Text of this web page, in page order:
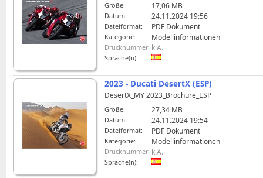
Größe: 17,06 MB
Datum: 24.11.2024 19:56
Dateiformat: PDF Dokument
Kategorie: Modellinformationen
Drucknummer: k.A.
Sprache(n):
2023 - Ducati DesertX (ESP)
DesertX_MY 2023_Brochure_ESP
Größe: 27,34 MB
Datum: 24.11.2024 19:54
Dateiformat: PDF Dokument
Kategorie: Modellinformationen
Drucknummer: k.A.
Sprache(n):